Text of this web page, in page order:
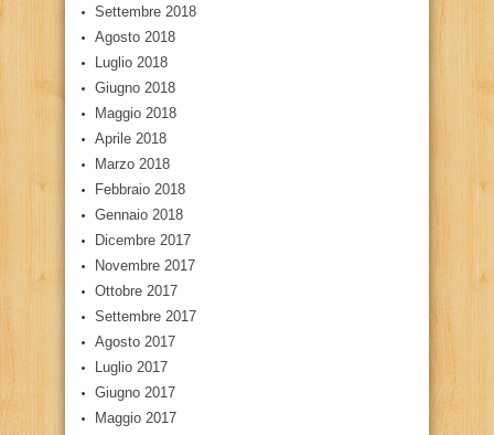
Settembre 2018
Agosto 2018
Luglio 2018
Giugno 2018
Maggio 2018
Aprile 2018
Marzo 2018
Febbraio 2018
Gennaio 2018
Dicembre 2017
Novembre 2017
Ottobre 2017
Settembre 2017
Agosto 2017
Luglio 2017
Giugno 2017
Maggio 2017